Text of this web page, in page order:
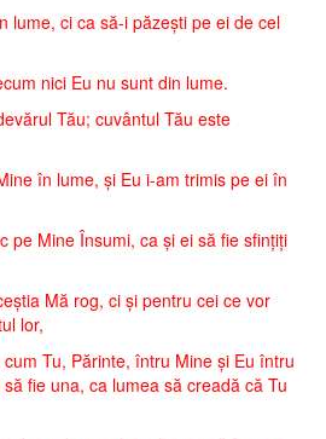
lume, ci ca să-i păzeşti pe ei de cel
nici Eu nu sunt din lume.
Tău; cuvântul Tău este
în lume, şi Eu i-am trimis pe ei în
pe Mine Însumi, ca şi ei să fie sfinţiţi
Mă rog, ci şi pentru cei ce vor
lor,
Tu, Părinte, întru Mine şi Eu întru
fie una, ca lumea să creadă că Tu